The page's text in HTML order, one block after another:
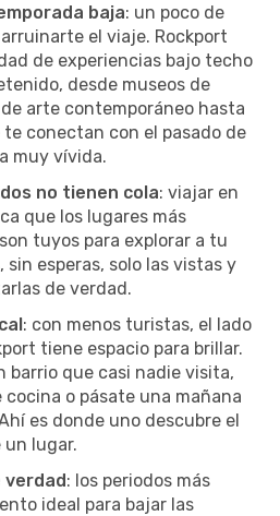
baja: un poco de
el viaje. Rockport
de experiencias bajo techo
desde museos de
arte contemporáneo hasta
conectan con el pasado de
muy vívida.
no tienen cola: viajar en
que los lugares más
tuyos para explorar a tu
esperas, solo las vistas y
de verdad.
: con menos turistas, el lado
tiene espacio para brillar.
barrio que casi nadie visita,
o pásate una mañana
es donde uno descubre el
lugar.
verdad: los periodos más
ideal para bajar las